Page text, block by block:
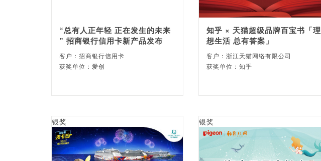
“总有人正年轻 正在发生的未来
” 招商银行信用卡新产品发布
客户：招商银行信用卡
获奖单位：爱创
知乎 × 天猫超级品牌百宝书「理
想生活 总有答案」
客户：浙江天猫网络有限公司
获奖单位：知乎
银奖 银奖